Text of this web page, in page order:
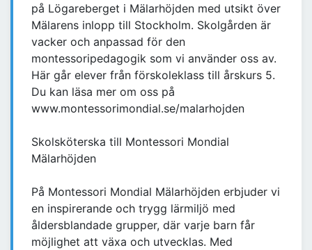
på Lögareberget i Mälarhöjden med utsikt över
Mälarens inlopp till Stockholm. Skolgården är
vacker och anpassad för den
montessoripedagogik som vi använder oss av.
Här går elever från förskoleklass till årskurs 5.
Du kan läsa mer om oss på
www.montessorimondial.se/malarhojden
Skolsköterska till Montessori Mondial
Mälarhöjden
På Montessori Mondial Mälarhöjden erbjuder vi
en inspirerande och trygg lärmiljö med
åldersblandade grupper, där varje barn får
möjlighet att växa och utvecklas. Med